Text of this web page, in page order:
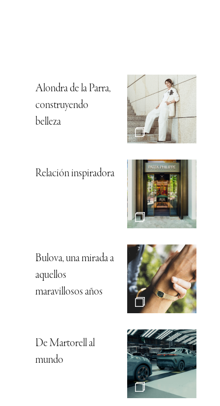
Alondra de la Parra,
construyendo
belleza
Relación inspiradora
Bulova, una mirada a
aquellos
maravillosos años
De Martorell al
mundo